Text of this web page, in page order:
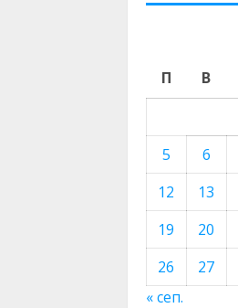
П В
5
6
12
13
19
20
26
27
« сеп.